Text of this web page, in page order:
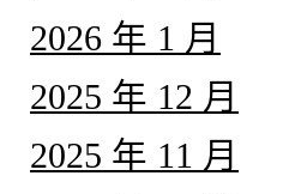
2026 年 1 月
2025 年 12 月
2025 年 11 月